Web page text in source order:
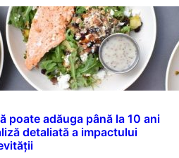
poate adăuga până la 10 ani
detaliată a impactului